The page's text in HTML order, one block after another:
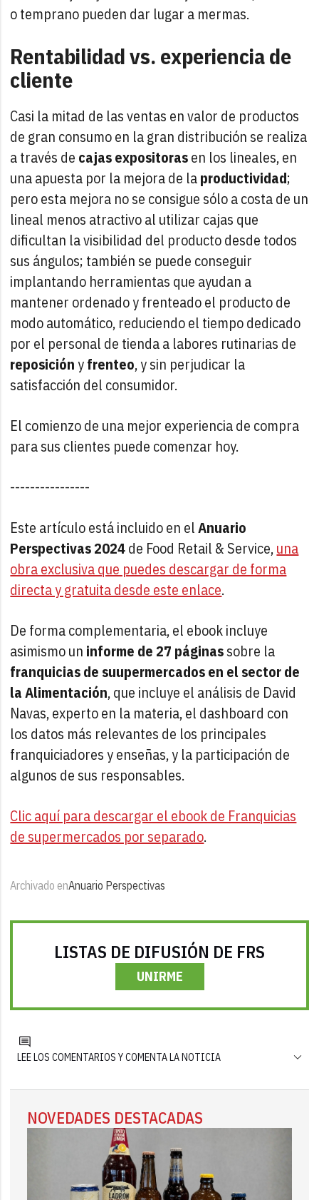
o temprano pueden dar lugar a mermas.
Rentabilidad vs. experiencia de
cliente
Casi la mitad de las ventas en valor de productos
de gran consumo en la gran distribución se realiza
a través de cajas expositorasen los lineales, en
una apuesta por la mejora de laproductividad;
pero esta mejora no se consigue sólo a costa de un
lineal menos atractivo al utilizar cajas que
dificultan la visibilidad del producto desde todos
sus ángulos; también se puede conseguir
implantando herramientas que ayudan a
mantener ordenado y frenteado el producto de
modo automático, reduciendo el tiempo dedicado
por el personal de tienda a labores rutinarias de
reposiciónyfrenteo, y sin perjudicar la
satisfacción del consumidor.
El comienzo de una mejor experiencia de compra
para sus clientes puede comenzar hoy.
----------------
Este artículo está incluido en elAnuario
Perspectivas 2024de Food Retail & Service,una
obra exclusiva que puedes descargar de forma
directa y gratuita desde este enlace.
De forma complementaria, el ebook incluye
asimismo un informe de 27 páginassobre la
franquicias de suupermercados en el sector de
la Alimentación, que incluye el análisis de David
Navas, experto en la materia, el dashboard con
los datos más relevantes de los principales
franquiciadores y enseñas, y la participación de
algunos de sus responsables.
Clic aquí para descargar el ebook de Franquicias
de supermercados por separado.
Archivado enAnuario Perspectivas
LISTAS DE DIFUSIÓN DE FRS
UNIRME
LEE LOS COMENTARIOS Y COMENTA LA NOTICIA
NOVEDADES DESTACADAS